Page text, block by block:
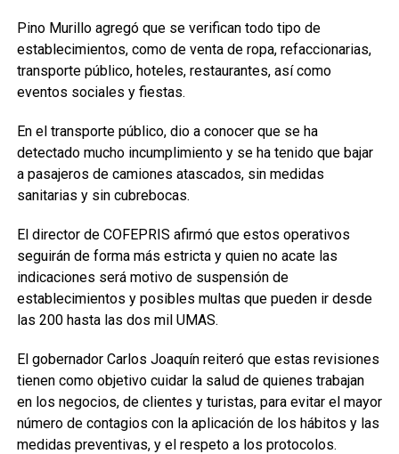
Pino Murillo agregó que se verifican todo tipo de
establecimientos, como de venta de ropa, refaccionarias,
transporte público, hoteles, restaurantes, así como
eventos sociales y fiestas.
En el transporte público, dio a conocer que se ha
detectado mucho incumplimiento y se ha tenido que bajar
a pasajeros de camiones atascados, sin medidas
sanitarias y sin cubrebocas.
El director de COFEPRIS afirmó que estos operativos
seguirán de forma más estricta y quien no acate las
indicaciones será motivo de suspensión de
establecimientos y posibles multas que pueden ir desde
las 200 hasta las dos mil UMAS.
El gobernador Carlos Joaquín reiteró que estas revisiones
tienen como objetivo cuidar la salud de quienes trabajan
en los negocios, de clientes y turistas, para evitar el mayor
número de contagios con la aplicación de los hábitos y las
medidas preventivas, y el respeto a los protocolos.